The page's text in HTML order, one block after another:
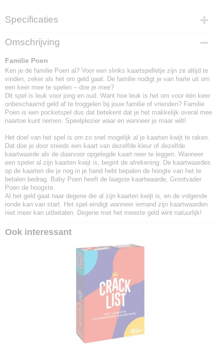
Specificaties
EAN code
4005556232208
Omschrijving
Familie Poen
Ken je de familie Poen al? Voor een slinks kaartspelletje zijn ze altijd te
vinden, zeker als het om geld gaat. De familie nodigt je van harte uit om
een keer mee te spelen – doe je mee?
Dit spel is leuk voor jong en oud. Want hoe leuk is het om voor één keer
onbeschaamd geld af te troggelen bij jouw familie of vrienden? Familie
Poen is een pocketspel dus dat betekent dat je het makkelijk overal mee
naartoe kunt nemen. Speelplezier waar en wanneer je maar wilt!
Het doel van het spel is om zo snel mogelijk al je kaarten kwijt te raken.
Dat doe je door steeds een kaart van dezelfde kleur of dezelfde
kaartwaarde als de daarvoor opgelegde kaart neer te leggen. Wanneer
een speler al zijn kaarten kwijt is, begint de afrekening. De kaartwaardes
op de kaarten die je nog in je hand hebt bepalen de hoogte van het te
betalen bedrag. Baby Poen heeft de laagste kaartwaarde, Grootvader
Poen de hoogste.
Al het geld gaat naar degene die al zijn kaarten kwijt is, en de volgende
ronde kan van start. Het spel eindigt wanneer iemand zijn kaartwaarden
niet meer kan uitbetalen. Degene met het meeste geld wint natuurlijk!
Ook interessant